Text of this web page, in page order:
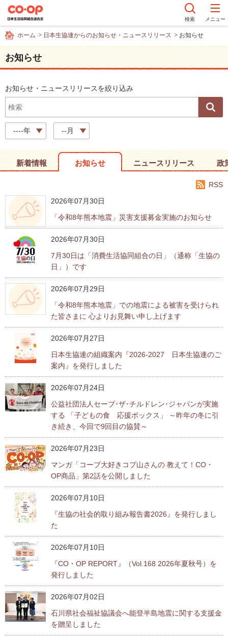
ジ
内
移
る
め
リ
ン
で
サ
内
ュ
本
へ
移
ま
す
フ
タ
検索 メニュー
ホーム 日本生協連からのお知らせ・ニュースリリース お知らせ
お知らせ
お知らせ・ニュースリリースを絞り込み
----年 --月
新着情報 お知らせ ニュースリリース 政
RSS
2026年07月30日
「令和8年熊本地震」災害支援募金実施のお知らせ
2026年07月30日
7月30日は「消費生活協同組合の日」（通称「生協の
日」）です
2026年07月29日
「令和8年熊本地震」での地震による被害を受けられ
た皆さまに 心よりお見舞い申し上げます
2026年07月27日
日本生協連の組織案内『2026-2027 日本生協連のご
案内』を発行しました
2026年07月24日
公益社団法人セーブ･ザ･チルドレン･ジャパンが実施
する 「子どもの食 応援ボックス」 ～昨年の冬に引
き続き、今回で9回目の協賛～
2026年07月23日
マンガ「コープ大好きコプ山さんの 教えて！CO・
OP商品」第2話を公開しました
2026年07月10日
『生協の社会的取り組み報告書2026』を発行しまし
た
2026年07月10日
『CO・OP REPORT』（Vol.168 2026年夏秋号）を
発行しました
2026年07月02日
石川県社会福祉協議会へ能登半島地震に関する支援金
を贈呈しました